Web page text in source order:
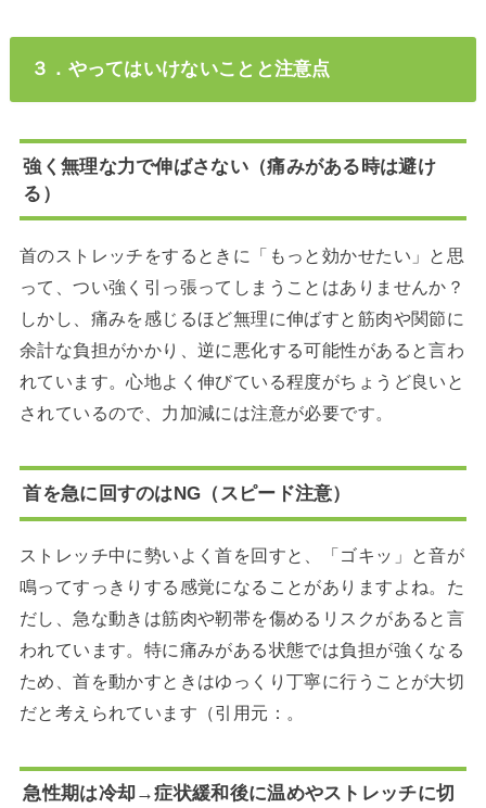
３．やってはいけないことと注意点
強く無理な力で伸ばさない（痛みがある時は避け
る）
首のストレッチをするときに「もっと効かせたい」と思
って、つい強く引っ張ってしまうことはありませんか？
しかし、痛みを感じるほど無理に伸ばすと筋肉や関節に
余計な負担がかかり、逆に悪化する可能性があると言わ
れています。心地よく伸びている程度がちょうど良いと
されているので、力加減には注意が必要です。
首を急に回すのはNG（スピード注意）
ストレッチ中に勢いよく首を回すと、「ゴキッ」と音が
鳴ってすっきりする感覚になることがありますよね。た
だし、急な動きは筋肉や靭帯を傷めるリスクがあると言
われています。特に痛みがある状態では負担が強くなる
ため、首を動かすときはゆっくり丁寧に行うことが大切
だと考えられています（引用元：。
急性期は冷却→症状緩和後に温めやストレッチに切